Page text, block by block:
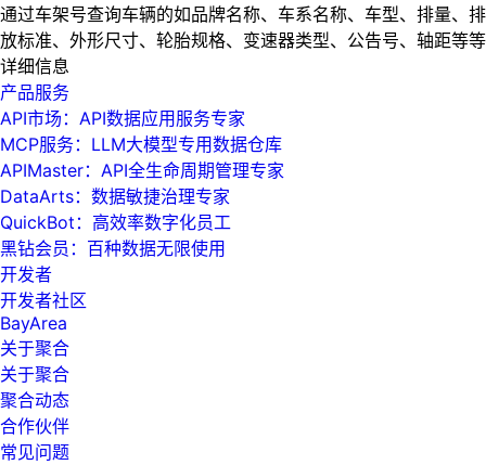
通过车架号查询车辆的如品牌名称、车系名称、车型、排量、排
放标准、外形尺寸、轮胎规格、变速器类型、公告号、轴距等等
详细信息
产品服务
API市场：API数据应用服务专家
MCP服务：LLM大模型专用数据仓库
APIMaster：API全生命周期管理专家
DataArts：数据敏捷治理专家
QuickBot：高效率数字化员工
黑钻会员：百种数据无限使用
开发者
开发者社区
BayArea
关于聚合
关于聚合
聚合动态
合作伙伴
常见问题